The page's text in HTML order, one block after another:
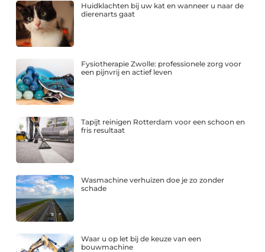
Huidklachten bij uw kat en wanneer u naar de
dierenarts gaat
Fysiotherapie Zwolle: professionele zorg voor
een pijnvrij en actief leven
Tapijt reinigen Rotterdam voor een schoon en
fris resultaat
Wasmachine verhuizen doe je zo zonder
schade
Waar u op let bij de keuze van een
bouwmachine